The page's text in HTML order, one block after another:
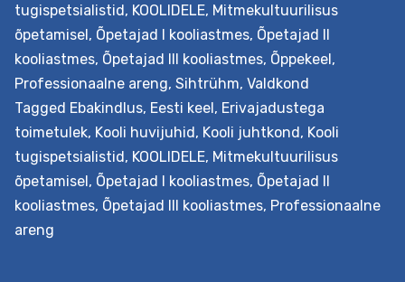
tugispetsialistid, KOOLIDELE, Mitmekultuurilisus
õpetamisel, Õpetajad I kooliastmes, Õpetajad II
kooliastmes, Õpetajad III kooliastmes, Õppekeel,
Professionaalne areng, Sihtrühm, Valdkond
Tagged Ebakindlus, Eesti keel, Erivajadustega
toimetulek, Kooli huvijuhid, Kooli juhtkond, Kooli
tugispetsialistid, KOOLIDELE, Mitmekultuurilisus
õpetamisel, Õpetajad I kooliastmes, Õpetajad II
kooliastmes, Õpetajad III kooliastmes, Professionaalne
areng